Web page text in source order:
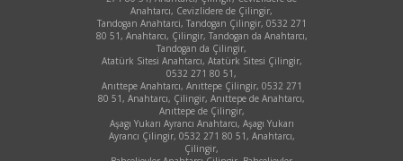
Anahtarcı, Cevizlidere de Çilingir,
Tandogan Anahtarci, Tandogan Çilingir, 0532 271
80 51, Anahtarcı, Çilingir, Tandogan da Anahtarcı,
Tandogan da Çilingir,
Atatürk Sitesi Anahtarcı, Atatürk Sitesi Çilingir,
0532 271 80 51,
Anıttepe Anahtarcı, Anıttepe Çilingir, 0532 271
80 51, Anahtarcı, Çilingir, Anıttepe de Anahtarcı,
Anıttepe de Çilingir,
Aşagı Yukarı Ayrancı Anahtarcı, Aşagı Yukarı
Ayrancı Çilingir, 0532 271 80 51, Anahtarcı,
Çilingir,